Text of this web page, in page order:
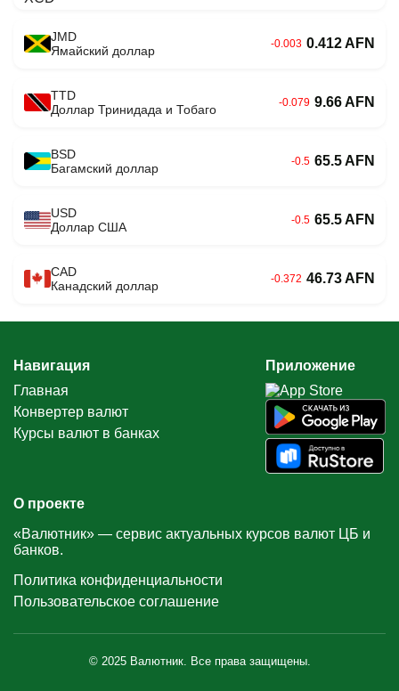
JMD
Ямайский доллар
-0.003 0.412 AFN
TTD
Доллар Тринидада и Тобаго
-0.079 9.66 AFN
BSD
Багамский доллар
-0.5 65.5 AFN
USD
Доллар США
-0.5 65.5 AFN
CAD
Канадский доллар
-0.372 46.73 AFN
Навигация
Главная
Конвертер валют
Курсы валют в банках
Приложение
О проекте
«Валютник» — сервис актуальных курсов валют ЦБ и
банков.
Политика конфиденциальности
Пользовательское соглашение
© 2025 Валютник. Все права защищены.